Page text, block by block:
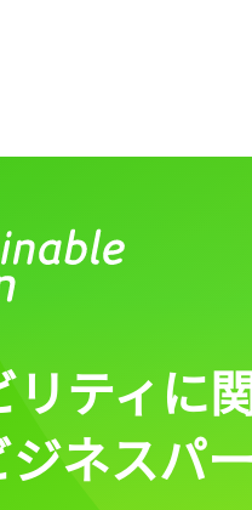
リティに
ジネスパ